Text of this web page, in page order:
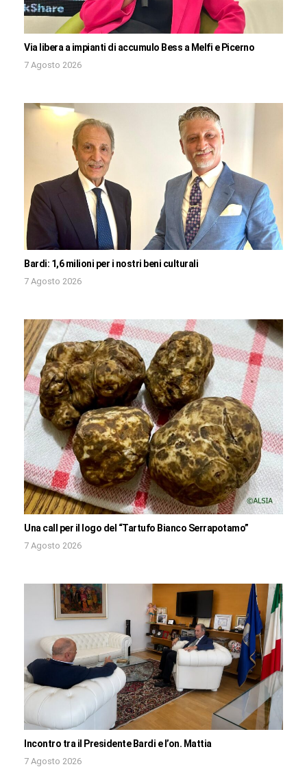
Via libera a impianti di accumulo Bess a Melfi e Picerno
7 Agosto 2026
Bardi: 1,6 milioni per i nostri beni culturali
7 Agosto 2026
Una call per il logo del “Tartufo Bianco Serrapotamo”
7 Agosto 2026
Incontro tra il Presidente Bardi e l’on. Mattia
7 Agosto 2026